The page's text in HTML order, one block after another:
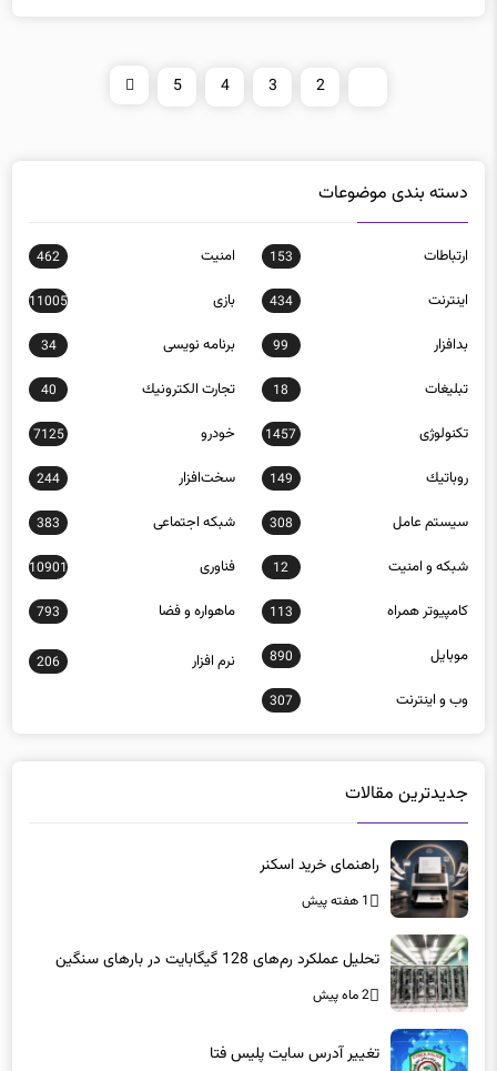
2
3
4
5
دسته بندی موضوعات
ارتباطات 153 امنيت 462
اينترنت 434 بازی 11005
بدافزار 99 برنامه نويسی 34
تبلیغات 18 تجارت الكترونيك 40
تکنولوژی 1457 خودرو 7125
روباتيك 149 سخت‌افزار 244
سيستم عامل 308 شبكه اجتماعی 383
شبكه و امنيت 12 فناوری 10901
كامپيوتر همراه 113 ماهواره و فضا 793
موبايل 890 نرم افزار 206
وب و اينترنت 307
جدیدترین مقالات
راهنمای خرید اسکنر
1 هفته پیش
تحلیل عملکرد رم‌های 128 گیگابایت در بارهای سنگین
2 ماه پیش
تغییر آدرس سایت پلیس فتا